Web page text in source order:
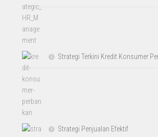
Strategi Terkini Kredit Konsumer
Strategi Penjualan Efektif